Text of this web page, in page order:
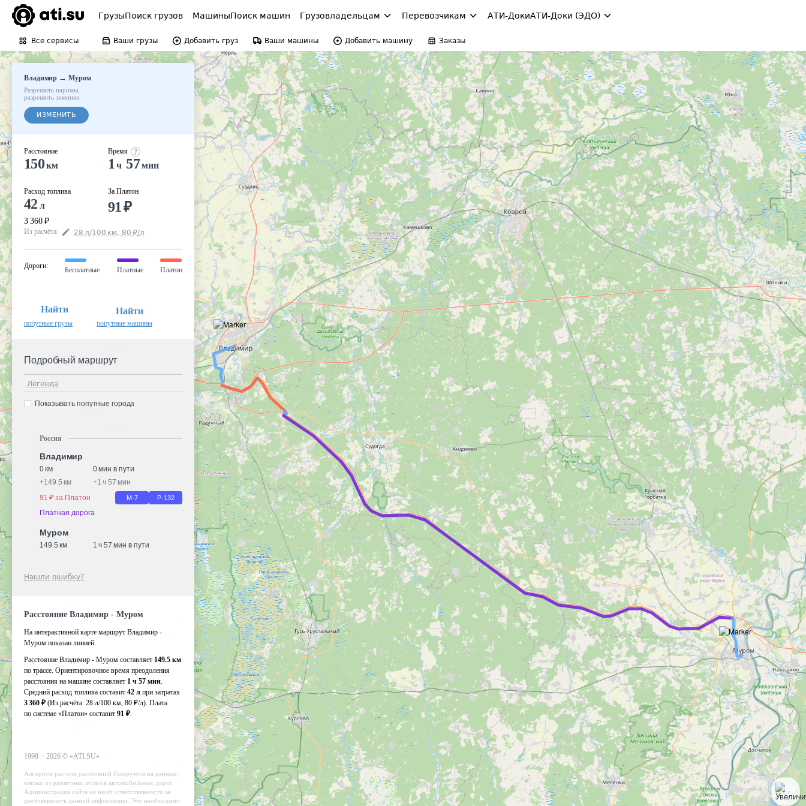
ГрузыПоиск грузов МашиныПоиск машин Грузовладельцам Перевозчикам АТИ-ДокиАТИ-Доки (ЭДО)
Все сервисы Ваши грузы Добавить груз Ваши машины Добавить машину Заказы
Владимир → Муром
Разрешить паромы
разрешить зимники
ИЗМЕНИТЬ
Расстояние
150км
Расход топлива
42 л
3 360 ₽
Время
1 ч 57мин
За Платон
91₽
Из расчёта: 28 л/100 км, 80 ₽/л
Дороги:
Бесплатные Платные Платон
Найти
попутные грузы
Найти
попутные машины
Подробный маршрут
Легенда
Показывать попутные города
Россия
Владимир
0 км
0 мин в пути
+149.5 км +1 ч 57 мин
91 ₽ за Платон
М-7 Р-132
Платная дорога
Муром
149.5 км 1 ч 57 мин в пути
Нашли ошибку?
Расстояние Владимир - Муром
На интерактивной карте маршрут Владимир -
Муром показан линией.
Расстояние Владимир - Муром составляет 149.5 км
по трассе. Ориентировочное время преодоления
расстояния на машине составляет 1 ч 57 мин.
Средний расход топлива составит 42 л при затратах
3 360 ₽ (Из расчёта: 28 л/100 км, 80 ₽/л). Плата
по системе «Платон» составит 91 ₽.
1998 − 2026 © «ATI.SU»
Алгоритм расчета расстояний базируется на данных,
взятых из различных атласов автомобильных дорог.
Администрация сайта не несёт ответственности за
достоверность данной информации. Это необходимо